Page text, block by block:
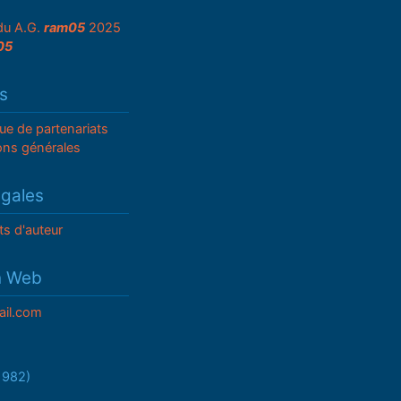
A.G. ram052025
de partenariats
générales
d'auteur
Web